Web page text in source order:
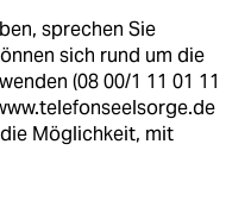
sprechen Sie
sich rund um die
(08 00/1 11 01 11
Möglichkeit, mit